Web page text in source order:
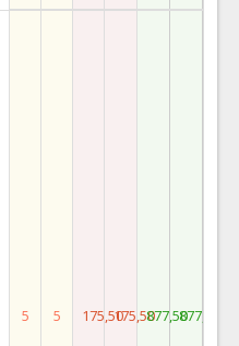
5 5 175,50175,50877,50877,50